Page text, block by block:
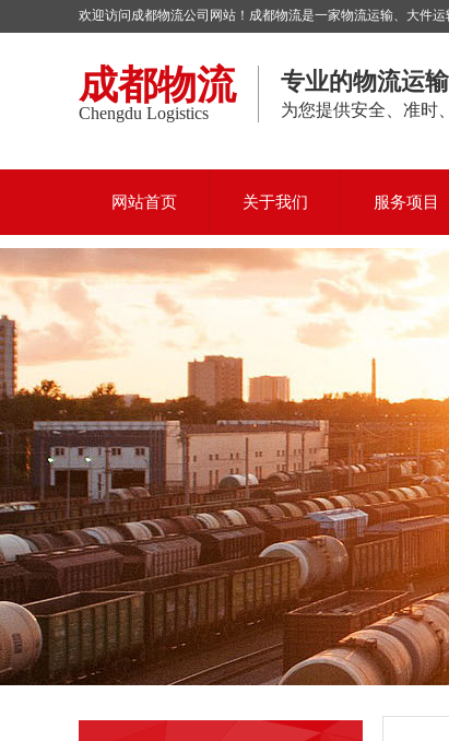
欢迎访问成都物流公司网站！成都物流是一家物流运输、大件
成都物流
Chengdu Logistics
专业的物流运
为您提供安全、准时
网站首页 关于我们 服务项目